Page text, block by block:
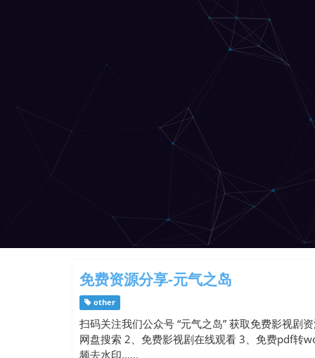
免费资源分享-元气之岛
other
扫码关注我们公众号 “元气之岛” 获取免费影视剧
网盘搜索 2、免费影视剧在线观看 3、免费pdf
频去水印......